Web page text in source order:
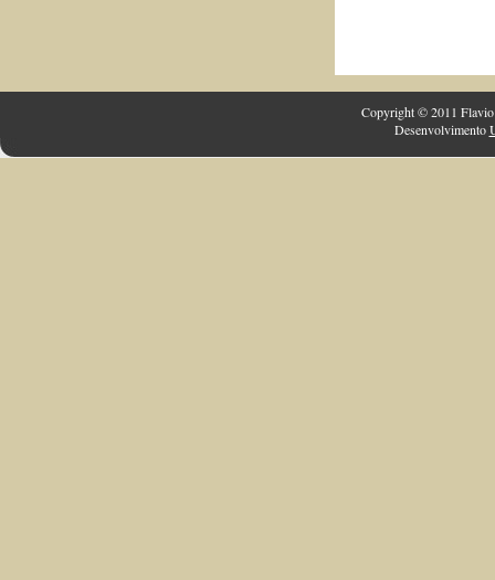
Copyright © 2011 Flavio
Desenvolvimento